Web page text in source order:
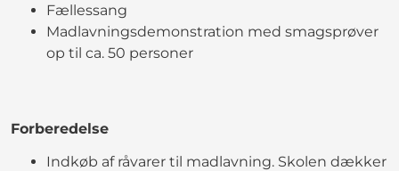
Fællessang
Madlavningsdemonstration med smagsprøver
op til ca. 50 personer
Forberedelse
Indkøb af råvarer til madlavning. Skolen dækker